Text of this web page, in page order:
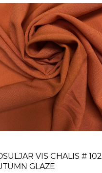
VIS CHALIS # 102
GLAZE